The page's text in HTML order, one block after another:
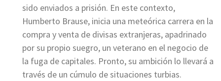
sido enviados a prisión. En este contexto,
Humberto Brause, inicia una meteórica carrera en la
compra y venta de divisas extranjeras, apadrinado
por su propio suegro, un veterano en el negocio de
la fuga de capitales. Pronto, su ambición lo llevará a
través de un cúmulo de situaciones turbias.